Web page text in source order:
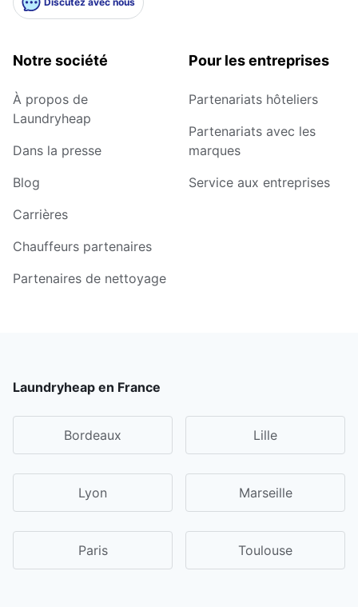
Notre société
À propos de
Laundryheap
Dans la presse
Blog
Carrières
Chauffeurs partenaires
Partenaires de nettoyage
Pour les entreprises
Partenariats hôteliers
Partenariats avec les
marques
Service aux entreprises
Laundryheap en France
Bordeaux Lille
Lyon Marseille
Paris Toulouse